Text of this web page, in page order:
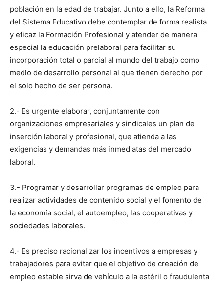
población en la edad de trabajar. Junto a ello, la Reforma
del Sistema Educativo debe contemplar de forma realista
y eficaz la Formación Profesional y atender de manera
especial la educación prelaboral para facilitar su
incorporación total o parcial al mundo del trabajo como
medio de desarrollo personal al que tienen derecho por
el solo hecho de ser persona.
2.- Es urgente elaborar, conjuntamente con
organizaciones empresariales y sindicales un plan de
inserción laboral y profesional, que atienda a las
exigencias y demandas más inmediatas del mercado
laboral.
3.- Programar y desarrollar programas de empleo para
realizar actividades de contenido social y el fomento de
la economía social, el autoempleo, las cooperativas y
sociedades laborales.
4.- Es preciso racionalizar los incentivos a empresas y
trabajadores para evitar que el objetivo de creación de
empleo estable sirva de vehículo a la estéril o fraudulenta